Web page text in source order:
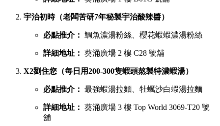
宇治初時（老闆苦研7年秘製宇治酸辣醬）
必點推介： 鯛魚濃湯粉絲、櫻花蝦蝦濃湯粉絲
詳細地址： 葵涌廣場 2 樓 C28 號舖
X2劉住您（每日用200-300隻蝦頭熬製特濃蝦湯）
必點推介： 最強蝦湯拉麵、牡蠣沙白蝦湯拉麵
詳細地址： 葵涌廣場 3 樓 Top World 3069-T20 號
舖